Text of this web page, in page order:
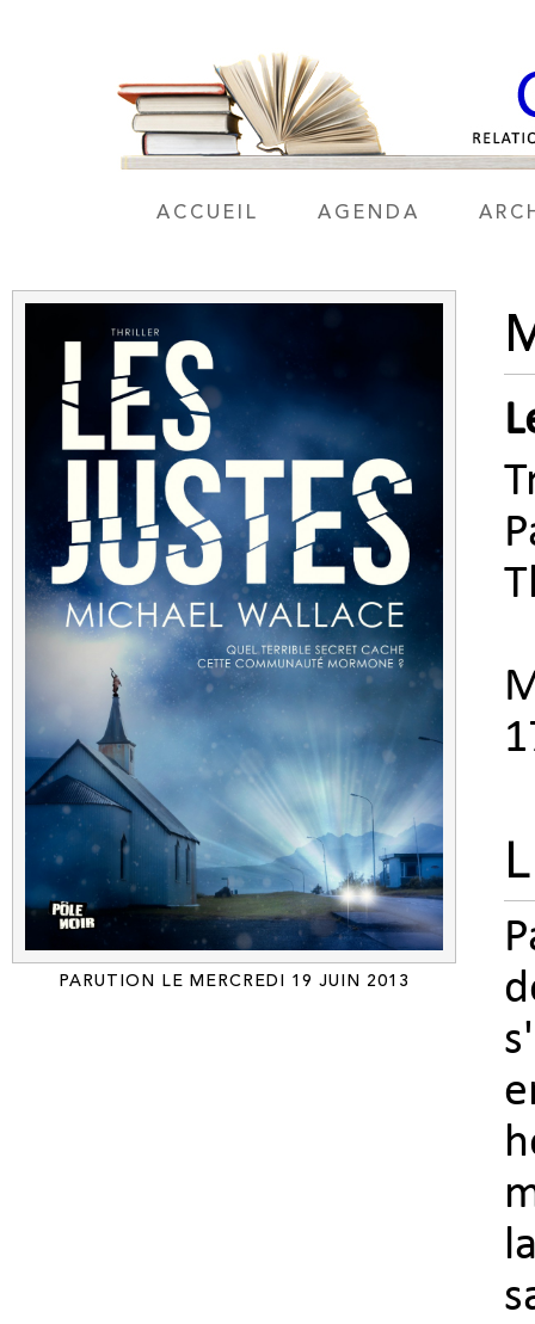
ACCUEIL AGENDA
PARUTION LE MERCREDI 19 JUIN 2013